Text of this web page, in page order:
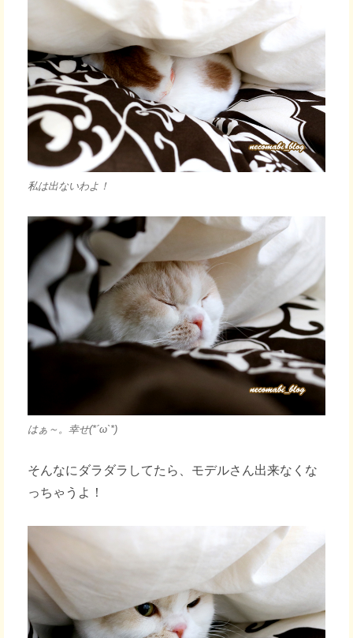
私は出ないわよ！
はぁ～。幸せ(*´ω`*)
そんなにダラダラしてたら、モデルさん出来なくな
っちゃうよ！